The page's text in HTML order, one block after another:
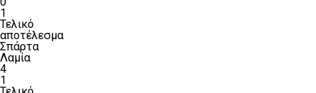
1
Τελικό
αποτέλεσμα
Σπάρτα
Λαμία
4
1